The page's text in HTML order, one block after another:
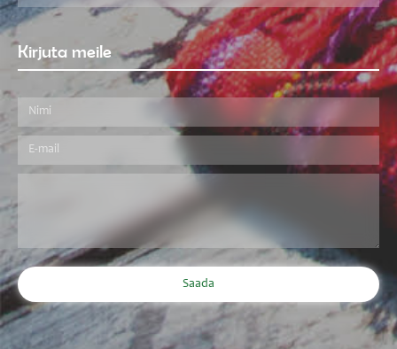
Kirjuta meile
Saada